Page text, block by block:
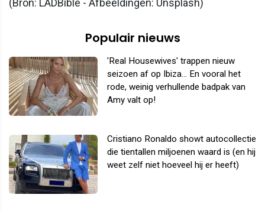
(Bron: LADBible - Afbeeldingen: Unsplash)
Populair nieuws
'Real Housewives' trappen nieuw
seizoen af op Ibiza... En vooral het
rode, weinig verhullende badpak van
Amy valt op!
Cristiano Ronaldo showt autocollectie
die tientallen miljoenen waard is (en hij
weet zelf niet hoeveel hij er heeft)